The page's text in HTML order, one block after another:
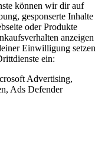
können wir dir auf
gesponserte Inhalte
oder Produkte
anzeigen
Einwilligung setzen
ein:
Advertising,
Ads Defender